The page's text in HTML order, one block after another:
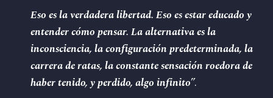
Eso es la verdadera libertad. Eso es estar educado y
entender cómo pensar. La alternativa es la
inconsciencia, la configuración predeterminada, la
carrera de ratas, la constante sensación roedora de
haber tenido, y perdido, algo infinito”.